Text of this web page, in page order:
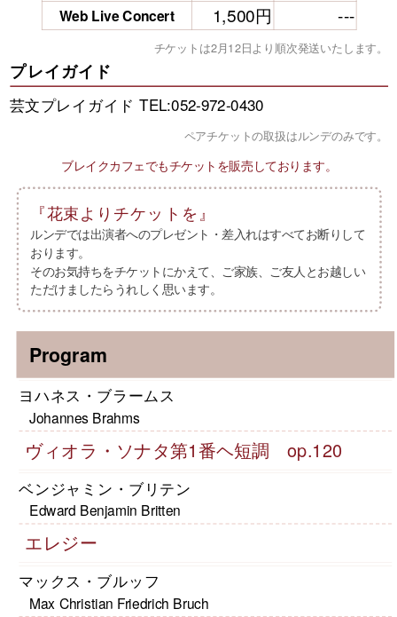
Web Live Concert 1,500円 ---
チケットは2月12日より順次発送いたします。
プレイガイド
芸文プレイガイド TEL:052-972-0430
ペアチケットの取扱はルンデのみです。
ブレイクカフェでもチケットを販売しております。
『花束よりチケットを』
ルンデでは出演者へのプレゼント・差入れはすべてお断りして
おります。
そのお気持ちをチケットにかえて、ご家族、ご友人とお越しい
ただけましたらうれしく思います。
Program
ヨハネス・ブラームス
Johannes Brahms
ヴィオラ・ソナタ第1番ヘ短調 op.120
ベンジャミン・ブリテン
Edward Benjamin Britten
エレジー
マックス・ブルッフ
Max Christian Friedrich Bruch